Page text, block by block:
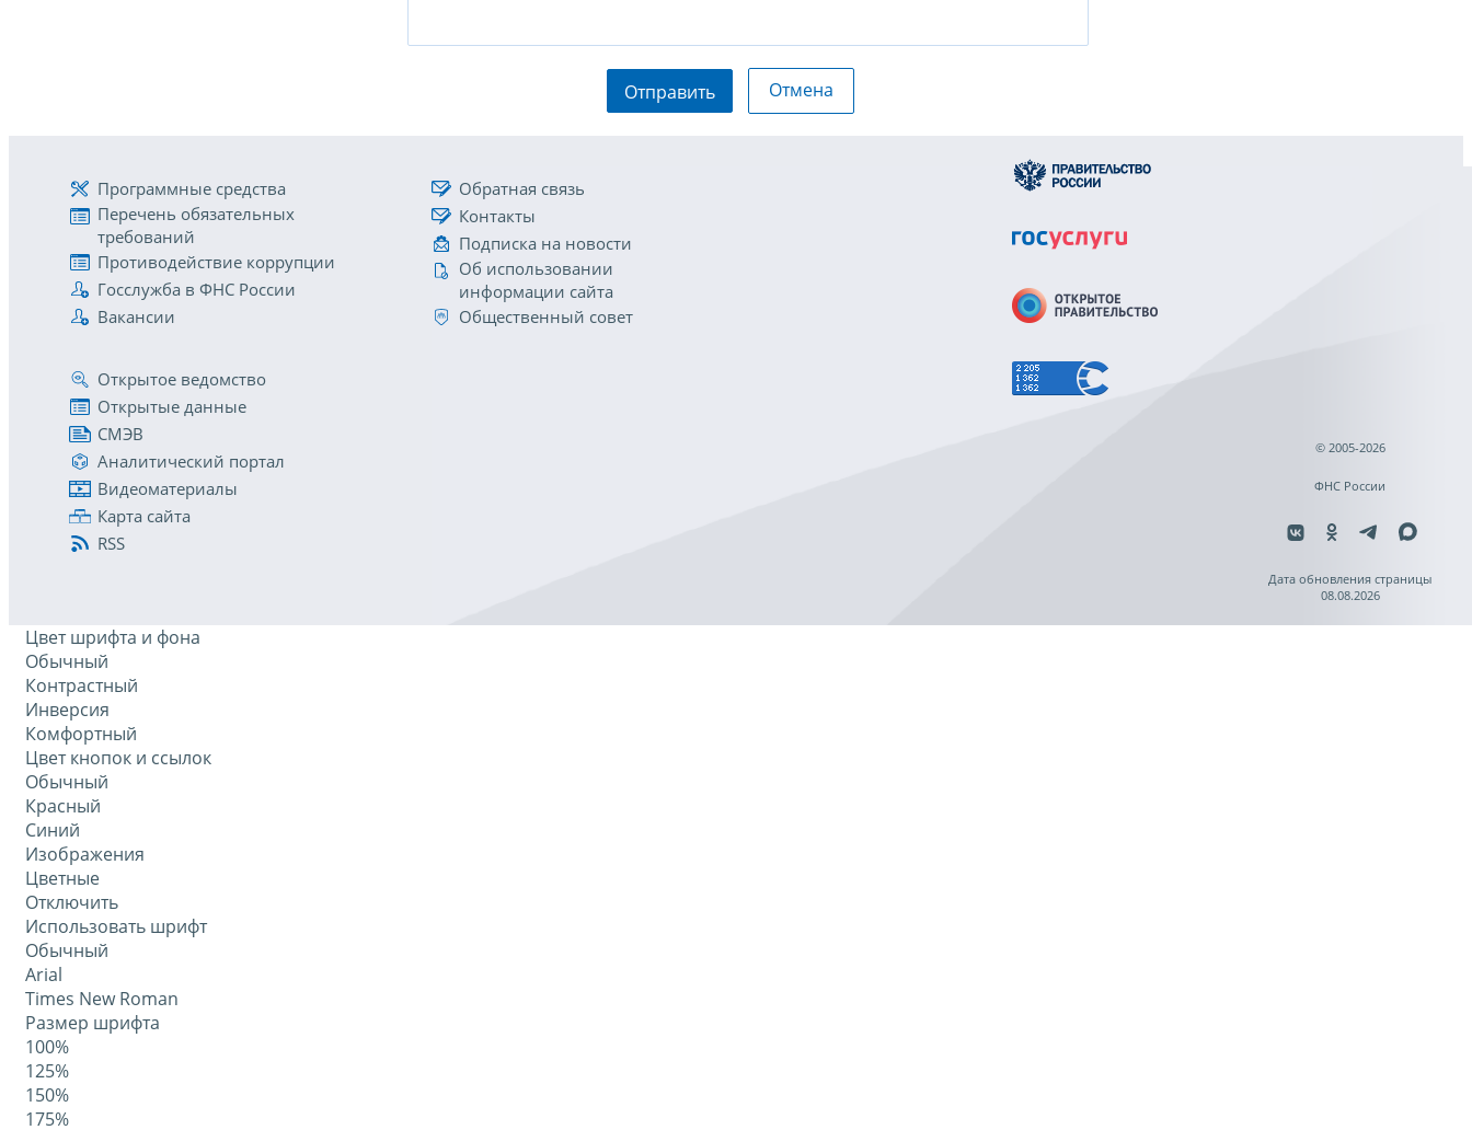
Отправить Отмена
Программные средства
Перечень обязательных
требований
Противодействие коррупции
Госслужба в ФНС России
Вакансии
Обратная связь
Контакты
Подписка на новости
Об использовании
информации сайта
Общественный совет
Открытое ведомство
Открытые данные
СМЭВ
Аналитический портал
Видеоматериалы
Карта сайта
RSS
© 2005-2026
ФНС России
Дата обновления страницы
08.08.2026
Цвет шрифта и фона
Обычный
Контрастный
Инверсия
Комфортный
Цвет кнопок и ссылок
Обычный
Красный
Синий
Изображения
Цветные
Отключить
Использовать шрифт
Обычный
Arial
Times New Roman
Размер шрифта
100%
125%
150%
175%